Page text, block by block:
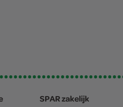
SPAR zakelijk